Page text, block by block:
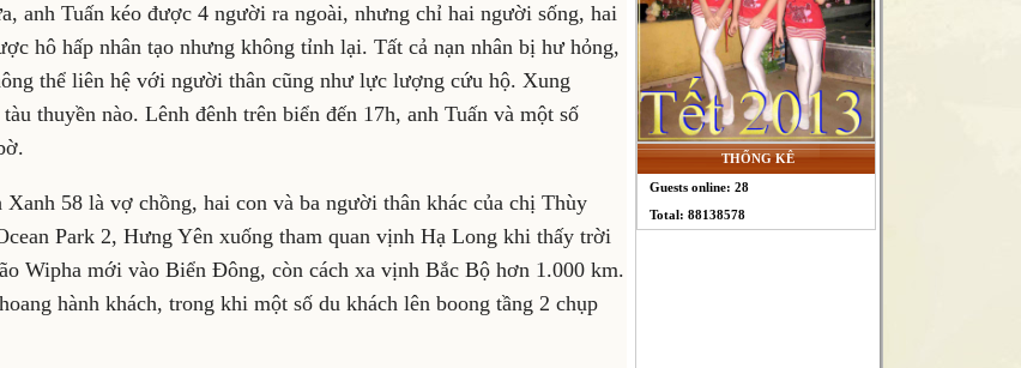
anh Tuấn kéo được 4 người ra ngoài, nhưng chỉ hai người sống, hai
hô hấp nhân tạo nhưng không tỉnh lại. Tất cả nạn nhân bị hư hỏng,
thể liên hệ với người thân cũng như lực lượng cứu hộ. Xung
thuyền nào. Lênh đênh trên biển đến 17h, anh Tuấn và một số
58 là vợ chồng, hai con và ba người thân khác của chị Thùy
Park 2, Hưng Yên xuống tham quan vịnh Hạ Long khi thấy trời
Wipha mới vào Biển Đông, còn cách xa vịnh Bắc Bộ hơn 1.000 km.
hành khách, trong khi một số du khách lên boong tầng 2 chụp
THỐNG KÊ
Guests online: 28
Total: 88138578